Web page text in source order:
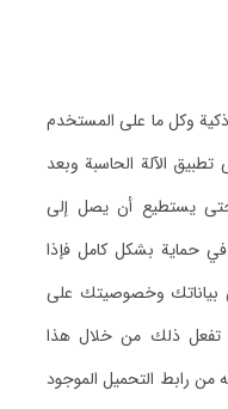
وكل ما على المستخدم
الآلة الحاسبة وبعد
يستطيع أن يصل إلى
حماية بشكل كامل فإذا
وخصوصيتك على
تفعل ذلك من خلال هذا
من رابط التحميل الموجود